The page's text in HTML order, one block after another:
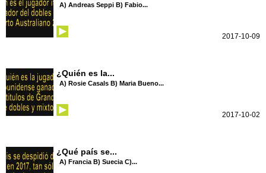
A) Andreas Seppi B) Fabio...
2017-10-09
¿Quién es la...
A) Rosie Casals B) Maria Bueno...
2017-10-02
¿Qué país se...
A) Francia B) Suecia C)...